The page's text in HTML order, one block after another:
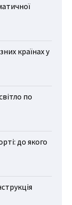
країнах у
по
до якого